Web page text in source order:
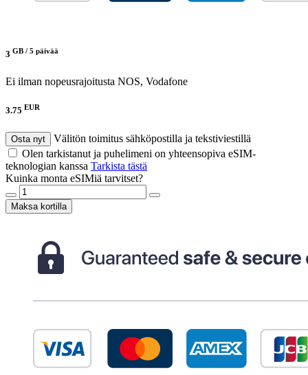
3 GB / 5 päivää
Ei ilman nopeusrajoitusta NOS, Vodafone
3.75 EUR
Osta nyt
Välitön toimitus sähköpostilla ja tekstiviestillä
Olen tarkistanut ja puhelimeni on yhteensopiva eSIM-
teknologian kanssa Tarkista tästä
Kuinka monta eSIMiä tarvitset?
Maksa kortilla